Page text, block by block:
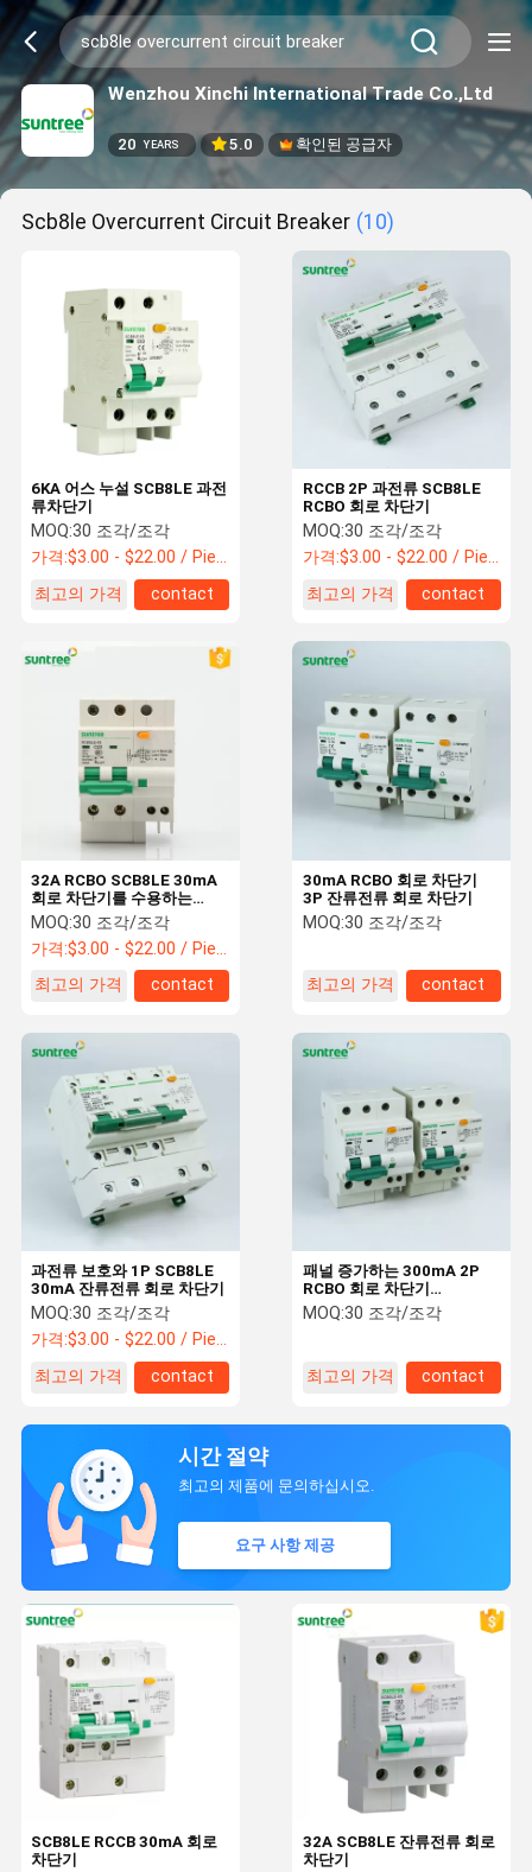
Wenzhou Xinchi International Trade Co.,Ltd
20 YEARS 5.0 확인된 공급자
Scb8le Overcurrent Circuit Breaker (10)
6KA 어스 누설 SCB8LE 과전
류차단기
MOQ:30 조각/조각
가격:$3.00 - $22.00 / Piece
최고의 가격
contact
RCCB 2P 과전류 SCB8LE
RCBO 회로 차단기
MOQ:30 조각/조각
가격:$3.00 - $22.00 / Piece
최고의 가격
contact
32A RCBO SCB8LE 30mA
회로 차단기를 수용하는
IP40
MOQ:30 조각/조각
가격:$3.00 - $22.00 / Piece
최고의 가격
contact
30mA RCBO 회로 차단기
3P 잔류전류 회로 차단기
MOQ:30 조각/조각
최고의 가격 contact
과전류 보호와 1P SCB8LE
30mA 잔류전류 회로 차단기
MOQ:30 조각/조각
가격:$3.00 - $22.00 / Piece
최고의 가격
contact
패널 증가하는 300mA 2P
RCBO 회로 차단기
IEC60898
MOQ:30 조각/조각
최고의 가격 contact
시간 절약
최고의 제품에 문의하십시오.
요구 사항 제공
32A SCB8LE 잔류전류 회로
차단기
SCB8LE RCCB 30mA 회로
차단기